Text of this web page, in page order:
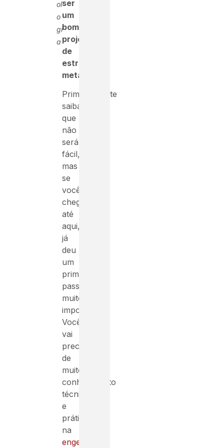
ol
o
gi
a
ser
um
bom
projetista
de
estruturas
metálicas?
Primeiramente
saiba
que
não
será
fácil,
mas
se
você
chegou
até
aqui,
já
deu
um
primeiro
passo
muito
importante.
Você
vai
precisar
de
muito
conhecimento
técnico
e
prático
na
engenharia